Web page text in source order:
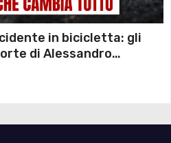
in bicicletta: gli
di Alessandro